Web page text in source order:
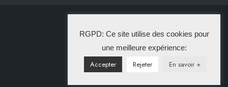
La Solution Immo
RGPD: Ce site utilise des cookies pour
une meilleure expérience:
Accepter Rejeter En savoir +